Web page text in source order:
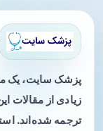
پزشک سایت، یک
زیادی از مقالات
ترجمه شده‌اند.